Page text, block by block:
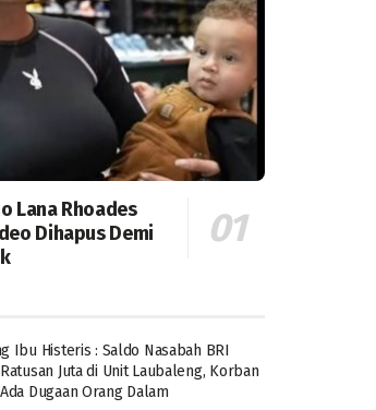
Lana Rhoades
Dihapus Demi
Ibu Histeris : Saldo Nasabah BRI
Juta di Unit Laubaleng, Korban
Dugaan Orang Dalam